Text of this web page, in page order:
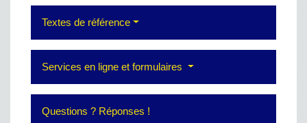
Textes de référence
Services en ligne et formulaires
Questions ? Réponses !